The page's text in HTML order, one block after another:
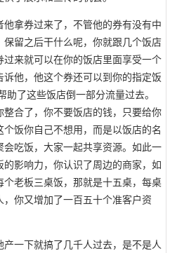
拿券过来了，不管他的券有没有中
留之后干什么呢，你就跟几个饭店
来就可以在你的饭店里面享受一个
他，他这个券还可以到你的指定饭
了这些饭店倒一部分流量过去。
合了，你不要饭店的钱，只要给你
饭你自己不想用，而是以饭店的名
吃饭，大家一起共享资源。如此一
影响力，你认识了周边的商家，如
老板三桌饭，那就是十五桌，每桌
你又增加了一百五十个准客户资
一下就搞了几千人过去，是不是人